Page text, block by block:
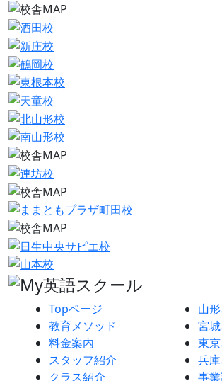
Topページ
教育メソッド
料金案内
スタッフ紹介
クラス紹介
山
宮
東
兵
事